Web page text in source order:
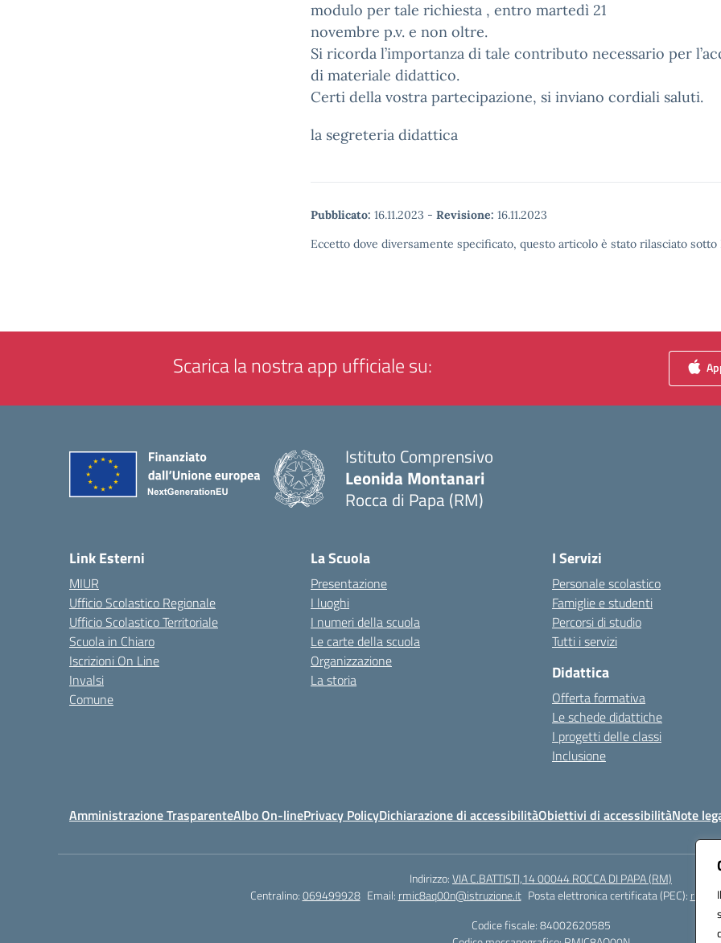
modulo per tale richiesta , entro martedì 21
novembre p.v. e non oltre.
Si ricorda l’importanza di tale contributo necessario per
di materiale didattico.
Certi della vostra partecipazione, si inviano cordiali saluti.
la segreteria didattica
Pubblicato: 16.11.2023 - Revisione: 16.11.2023
Eccetto dove diversamente specificato, questo articolo è stato rilasciato
Scarica la nostra app ufficiale su:
Istituto Comprensivo
Leonida Montanari
Rocca di Papa (RM)
Link Esterni
MIUR
Ufficio Scolastico Regionale
Ufficio Scolastico Territoriale
Scuola in Chiaro
Iscrizioni On Line
Invalsi
Comune
La Scuola
Presentazione
I luoghi
I numeri della scuola
Le carte della scuola
Organizzazione
La storia
I Servizi
Personale scolastico
Famiglie e studenti
Percorsi di studio
Tutti i servizi
Didattica
Offerta formativa
Le schede didattiche
I progetti delle classi
Inclusione
Amministrazione TrasparenteAlbo On-linePrivacy PolicyDichiarazione di accessibilitàObiettivi di accessibilitàNote
Indirizzo:VIA C.BATTISTI,14 00044 ROCCA DI PAPA (RM)
Centralino:069499928 Email: rmic8aq00n@istruzione.it Posta elettronica certificata (PEC):
Codice fiscale: 84002620585